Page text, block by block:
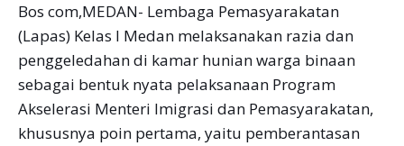
Bos com,MEDAN- Lembaga Pemasyarakatan
(Lapas) Kelas I Medan melaksanakan razia dan
penggeledahan di kamar hunian warga binaan
sebagai bentuk nyata pelaksanaan Program
Akselerasi Menteri Imigrasi dan Pemasyarakatan,
khususnya poin pertama, yaitu pemberantasan